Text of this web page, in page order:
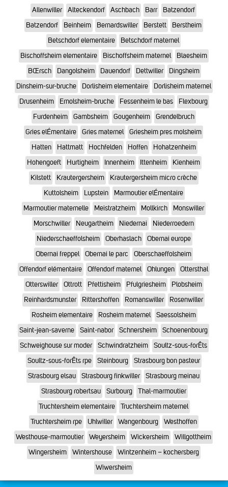
Allenwiller Alteckendorf Aschbach Barr
Batzendorf
Batzendorf
Beinheim Bernardswiller Berstett
Berstheim
Betschdorf elementaire
Betschdorf maternel
Bischoffsheim elementaire
Bischoffsheim maternel
Blaesheim
BŒrsch
Dangolsheim Dauendorf Dettwiller
Dingsheim
Dinsheim-sur-bruche
Dorlisheim elementaire
Dorlisheim maternel
Drusenheim
Ernolsheim-bruche Fessenheim le bas
Flexbourg
Furdenheim
Gambsheim Gougenheim
Grendelbruch
Gries elÉmentaire
Gries maternel
Griesheim pres molsheim
Hatten
Hattmatt Hochfelden Hoffen
Hohatzenheim
Hohengoeft
Hurtigheim Innenheim Ittenheim
Kienheim
Kilstett
Krautergersheim
Krautergersheim micro crèche
Kuttolsheim
Lupstein
Marmoutier elÉmentaire
Marmoutier maternelle
Meistratzheim Mollkirch
Monswiller
Morschwiller
Neugartheim Niedernai
Niederroedern
Niederschaeffolsheim
Oberhaslach
Obernai europe
Obernai freppel
Obernai le parc
Oberschaeffolsheim
Offendorf elémentaire
Offendorf maternel Ohlungen
Ottersthal
Otterswiller
Ottrott Pfettisheim Pfulgriesheim
Plobsheim
Reinhardsmunster
Rittershoffen Romanswiller
Rosenwiller
Rosheim elementaire
Rosheim maternel
Saessolsheim
Saint-jean-saverne
Saint-nabor Schnersheim
Schoenenbourg
Schweighouse sur moder
Schwindratzheim
Soultz-sous-forÊts
Soultz-sous-forÊts rpe
Steinbourg
Strasbourg bon pasteur
Strasbourg elsau
Strasbourg finkwiller
Strasbourg meinau
Strasbourg robertsau
Surbourg
Thal-marmoutier
Truchtersheim elementaire
Truchtersheim maternel
Truchtersheim rpe
Uhlwiller Wangenbourg
Westhoffen
Westhouse-marmoutier
Weyersheim Wickersheim
Willgottheim
Wingersheim
Wintershouse
Wintzenheim – kochersberg
Wiwersheim